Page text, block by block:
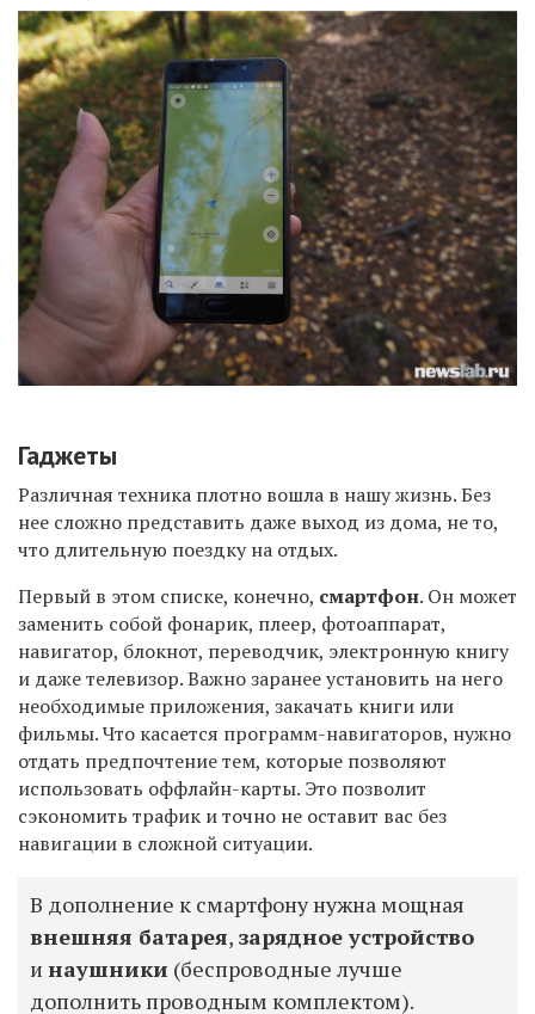
Гаджеты
Различная техника плотно вошла в нашу жизнь. Без
нее сложно представить даже выход из дома, не то,
что длительную поездку на отдых.
Первый в этом списке, конечно, смартфон. Он может
заменить собой фонарик, плеер, фотоаппарат,
навигатор, блокнот, переводчик, электронную книгу
и даже телевизор. Важно заранее установить на него
необходимые приложения, закачать книги или
фильмы. Что касается программ-навигаторов, нужно
отдать предпочтение тем, которые позволяют
использовать оффлайн-карты. Это позволит
сэкономить трафик и точно не оставит вас без
навигации в сложной ситуации.
В дополнение к смартфону нужна мощная
внешняя батарея, зарядное устройство
и наушники (беспроводные лучше
дополнить проводным комплектом).